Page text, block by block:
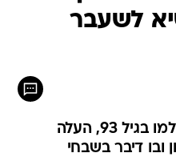
לשעבר
הנשיא התשיעי, שהלך לעולמו בגיל 93, העלה
ובו דיבר בשבחי